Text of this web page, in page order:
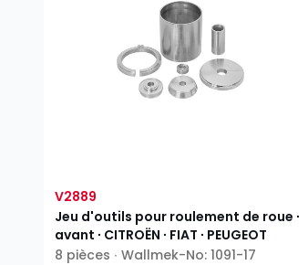
V2889
Jeu d'outils pour roulement de roue ∙
avant ∙ CITROËN ∙ FIAT ∙ PEUGEOT
8 pièces ∙ Wallmek-No: 1091-17